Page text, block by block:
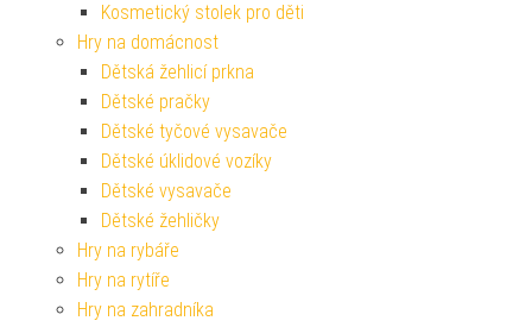
Kosmetický stolek pro děti
Hry na domácnost
Dětská žehlicí prkna
Dětské pračky
Dětské tyčové vysavače
Dětské úklidové vozíky
Dětské vysavače
Dětské žehličky
Hry na rybáře
Hry na rytíře
Hry na zahradníka